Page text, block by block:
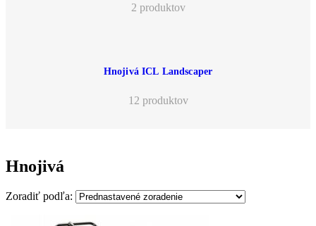
2 produktov
Hnojivá ICL Landscaper
12 produktov
Hnojivá
Zoradiť podľa: